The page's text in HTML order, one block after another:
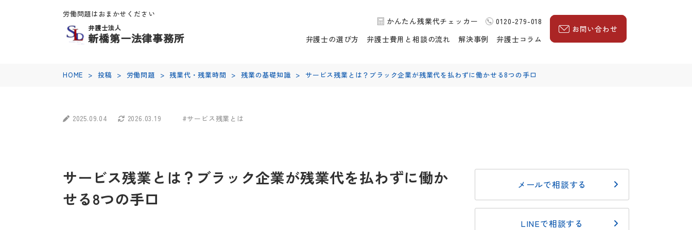
労働問題はおまかせください
弁護士法人
新橋第一法律事務所
かんたん残業代チェッカー
0120-279-018
弁護士の選び方
弁護士費用と相談の流れ 解決事例 弁護士コラム
お問い合わせ
HOME > 投稿 > 労働問題 > 残業代・残業時間 > 残業の基礎知識 > サービス残業とは？ブラック企業が残業代を払わずに働かせる8つの手口
2025.09.04 2026.03.19 #サービス残業とは
サービス残業とは？ブラック企業が残業代を払わずに働か
せる8つの手口
メールで相談する
LINEで相談する